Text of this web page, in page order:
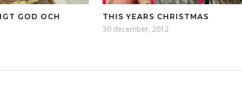
GOD OCH
THIS YEARS CHRISTMAS
30 december, 2012